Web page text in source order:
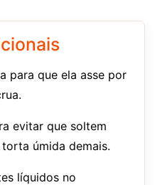
para que ela asse por
evitar que soltem
úmida demais.
líquidos no